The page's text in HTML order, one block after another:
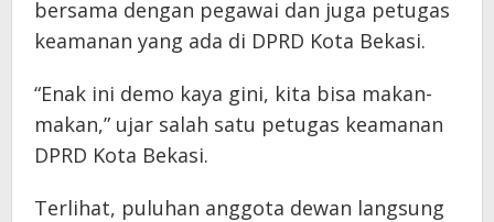
bersama dengan pegawai dan juga petugas
keamanan yang ada di DPRD Kota Bekasi.
“Enak ini demo kaya gini, kita bisa makan-
makan,” ujar salah satu petugas keamanan
DPRD Kota Bekasi.
Terlihat, puluhan anggota dewan langsung